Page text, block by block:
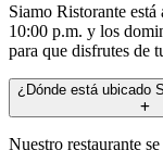
Siamo Ristorante está
10:00 p.m. y los
para que disfrutes de
¿Dónde está ubicado
Nuestro restaurante